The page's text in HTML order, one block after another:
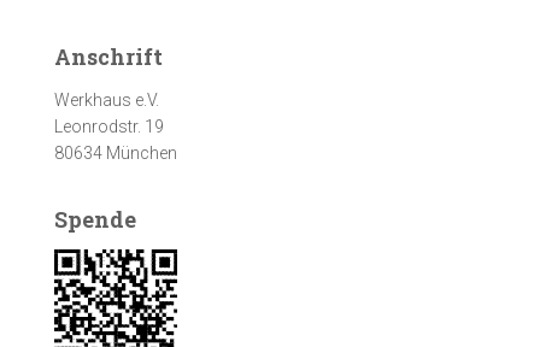
Anschrift
Werkhaus e.V.
Leonrodstr. 19
80634 München
Spende